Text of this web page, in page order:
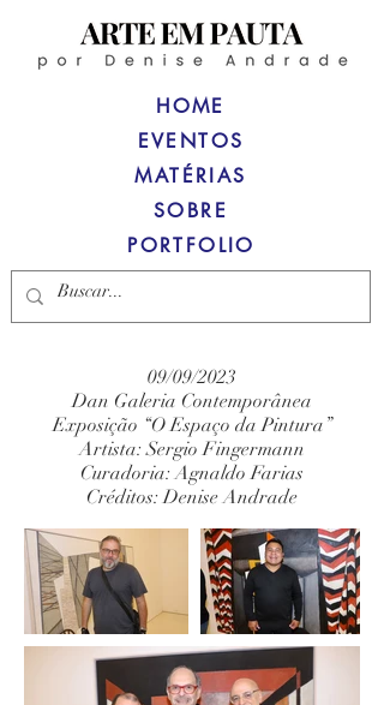
HOME
MATÉRIAS
SOBRE
PORTFOLIO
EVENTOS
09/09/2023
Dan Galeria Contemporânea
Exposição “O Espaço da Pintura”
Artista: Sergio Fingermann
Curadoria: Agnaldo Farias
Créditos: Denise Andrade